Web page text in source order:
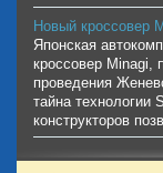
Новый кроссовер
Японская
кроссовер Minagi,
проведения
тайна технологии
конструкторов